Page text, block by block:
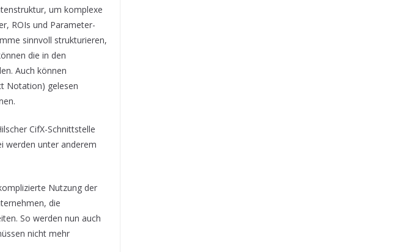
um komplexe
ROIs und Parameter-
sinnvoll strukturieren,
die in den
Auch können
Notation) gelesen
CifX-Schnittstelle
werden unter anderem
Nutzung der
die
So werden nun auch
nicht mehr